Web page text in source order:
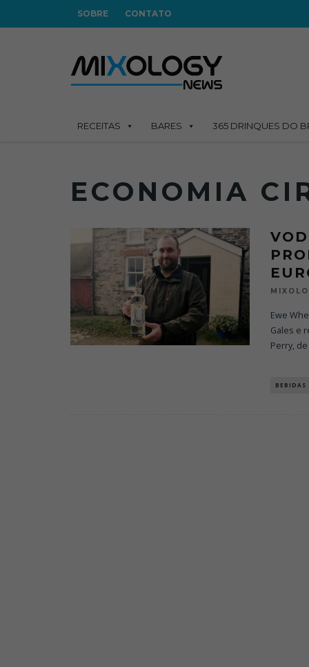
SOBRE CONTATO
RECEITAS BARES 365 DRINQUES DO
ECONOMIA
Ewe
Gales e
Perry,
BEBIDAS